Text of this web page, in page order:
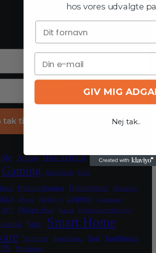
tak til eksklusive tilbud
Aqara Blockchain Crypto El
Gaming Grafikkort Grill
Have Hjemmekontor Hjemmeside
HomeKit
IKEA iPhone Kæledyr Legetøj Luftrenser
NFT Philips Hue Razer Robotplæneklipper
Sjov Smart Home
Sommer Soundboks Spil Tandbørste
Wordpress
hos vores udvalgte
GIV MIG
Nej tak..